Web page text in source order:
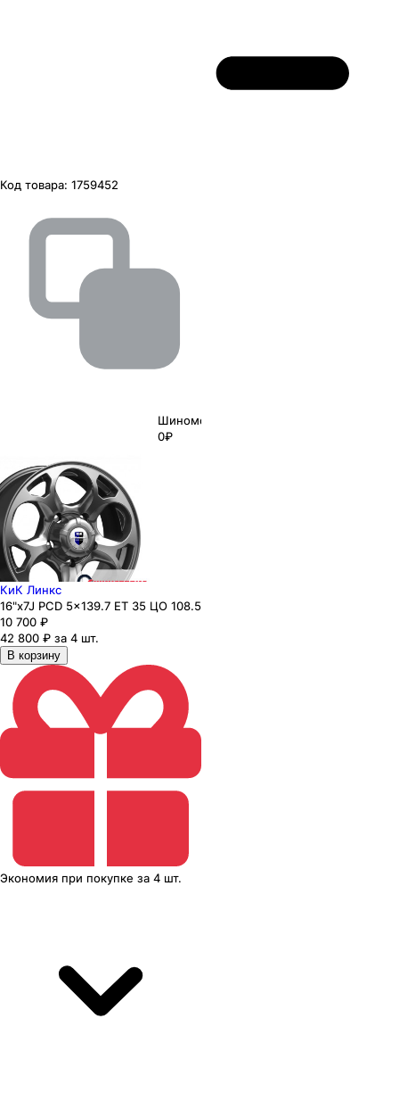
Код товара: 1759452
Шиномонтаж
0₽
КиК Линкс
16"x7J PCD 5x139.7 ЕТ 35 ЦО 108.5
10 700 ₽
42 800 ₽ за 4 шт.
В корзину
Экономия при покупке за 4 шт.